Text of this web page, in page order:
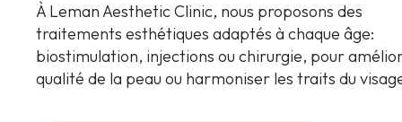
À Leman Aesthetic Clinic, nous proposons des
traitements esthétiques adaptés à chaque âge:
biostimulation, injections ou chirurgie, pour
qualité de la peau ou harmoniser les traits du